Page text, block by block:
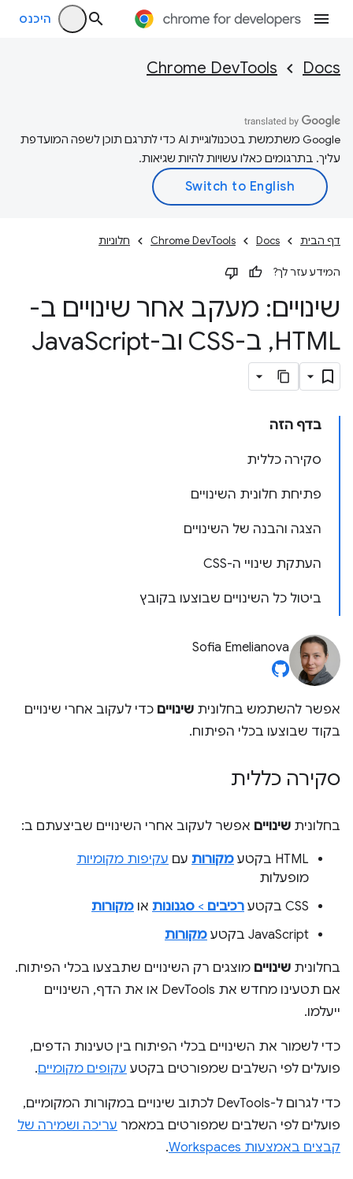
היכנס
Docs
Chrome DevTools
‫Google משתמשת בטכנולוגיית AI כדי לתרגם תוכן לשפה המועדפת
עליך. בתרגומים כאלו עשויות להיות שגיאות.
דף הבית Docs
Chrome DevTools חלוניות
המידע עזר לך?
שינויים: מעקב אחר שינויים ב-
HTML
, ב-CSS וב-Java Script
בדף הזה
סקירה כללית
פתיחת חלונית השינויים
הצגה והבנה של השינויים
העתקת שינויי ה-CSS
ביטול כל השינויים שבוצעו בקובץ
Sofia Emelianova
אפשר להשתמש בחלונית שינויים כדי לעקוב אחרי שינויים
בקוד שבוצעו בכלי הפיתוח.
סקירה כללית
בחלונית שינויים אפשר לעקוב אחרי השינויים שביצעתם ב:
HTML בקטע מקורות עם עקיפות מקומיות
מופעלות
CSS בקטע
רכיבים > סגנונות או מקורות
JavaScript בקטע
מקורות
בחלונית שינויים מוצגים רק השינויים שתבצעו בכלי הפיתוח.
אם תטעינו מחדש את DevTools או את הדף, השינויים
ייעלמו.
כדי לשמור את השינויים בכלי הפיתוח בין טעינות הדפים,
פועלים לפי השלבים שמפורטים בקטע עקופים מקומיים.
כדי לגרום ל-DevTools לכתוב שינויים במקורות המקומיים,
פועלים לפי השלבים שמפורטים במאמר עריכה ושמירה של
קבצים באמצעות Workspaces
.